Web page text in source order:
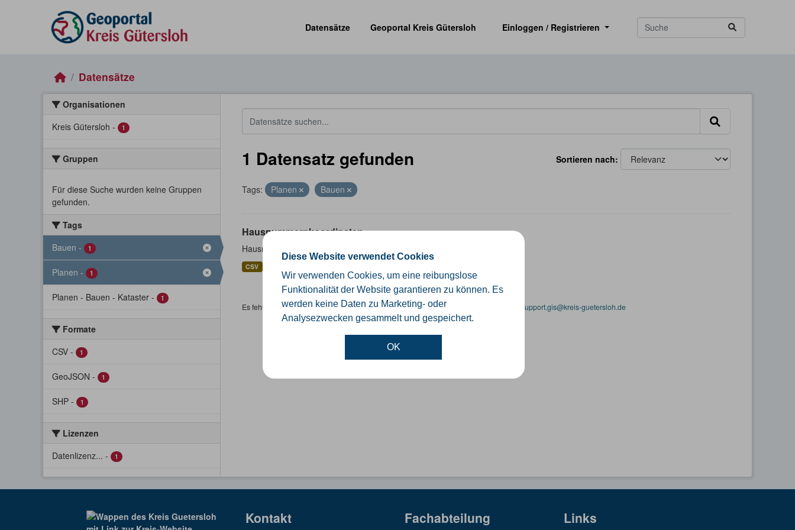
Diese Website verwendet Cookies
Wir verwenden Cookies, um eine reibungslose
Funktionalität der Website garantieren zu können. Es
werden keine Daten zu Marketing- oder
Analysezwecken gesammelt und gespeichert.
OK
Datensätze
Geoportal Kreis Gütersloh Einloggen / Registrieren
Datensätze
Organisationen
Kreis Gütersloh - 1
Gruppen
Für diese Suche wurden keine Gruppen
gefunden.
Tags
Bauen - 1
Planen - 1
Planen - Bauen - Kataster - 1
Formate
CSV - 1
GeoJSON - 1
SHP - 1
Lizenzen
Datenlizenz... - 1
Sortieren nach
1 Datensatz gefunden
Tags: Planen Bauen
Hausnummernkoordinaten
Hausnummernkoordinaten abgeleitet aus dem ALKIS-Bestand
CSV
Es fehlen spezifische Datensätze? Wenden Sie sich bitte an einen Administrator unter: support.gis@kreis-guetersloh.de
Kontakt Fachabteilung Links